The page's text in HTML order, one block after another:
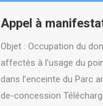
Appel à
Objet : Occupation du
affectés à l’usage du
dans l’enceinte du Parc
de-concession